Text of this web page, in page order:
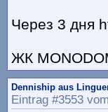
Через 3 дня
ЖК
Denniship aus
Eintrag #3553